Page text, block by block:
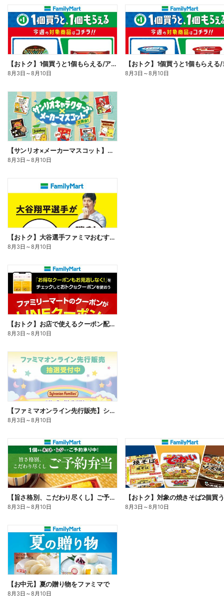
【おトク】1個買うと1個もらえる/アイス
8月3日 ～8月10日 8月3日 ～8月10日
【サンリオ×メーカーマスコット】オリジナルグッズ貰える!
8月3日 ～8月10日
【おトク】大谷選手ファミマおむすび割
8月3日 ～8月10日
【おトク】お店で使えるクーポン配信中
8月3日 ～8月10日
【ファミマオンライン先行販売】シルバニアファミリー
8月3日 ～8月10日
【旨さ格別、こだわり尽くし】ご予約弁当
8月3日 ～8月10日 8月3日 ～8月10日
【お中元】夏の贈り物をファミマで
8月3日 ～8月10日